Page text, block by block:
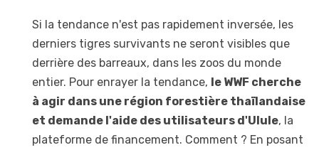
Si la tendance n'est pas rapidement inversée, les
derniers tigres survivants ne seront visibles que
derrière des barreaux, dans les zoos du monde
entier. Pour enrayer la tendance, le WWF cherche
à agir dans une région forestière thaïlandaise
et demande l'aide des utilisateurs d'Ulule, la
plateforme de financement. Comment ? En posant